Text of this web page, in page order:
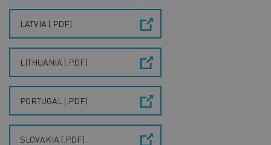
LATVIA (.PDF)
LITHUANIA (.PDF)
PORTUGAL (.PDF)
SLOVAKIA (.PDF)